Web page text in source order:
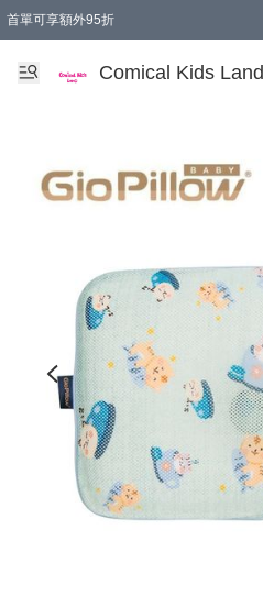
首單可享額外95折
Comical Kids Land